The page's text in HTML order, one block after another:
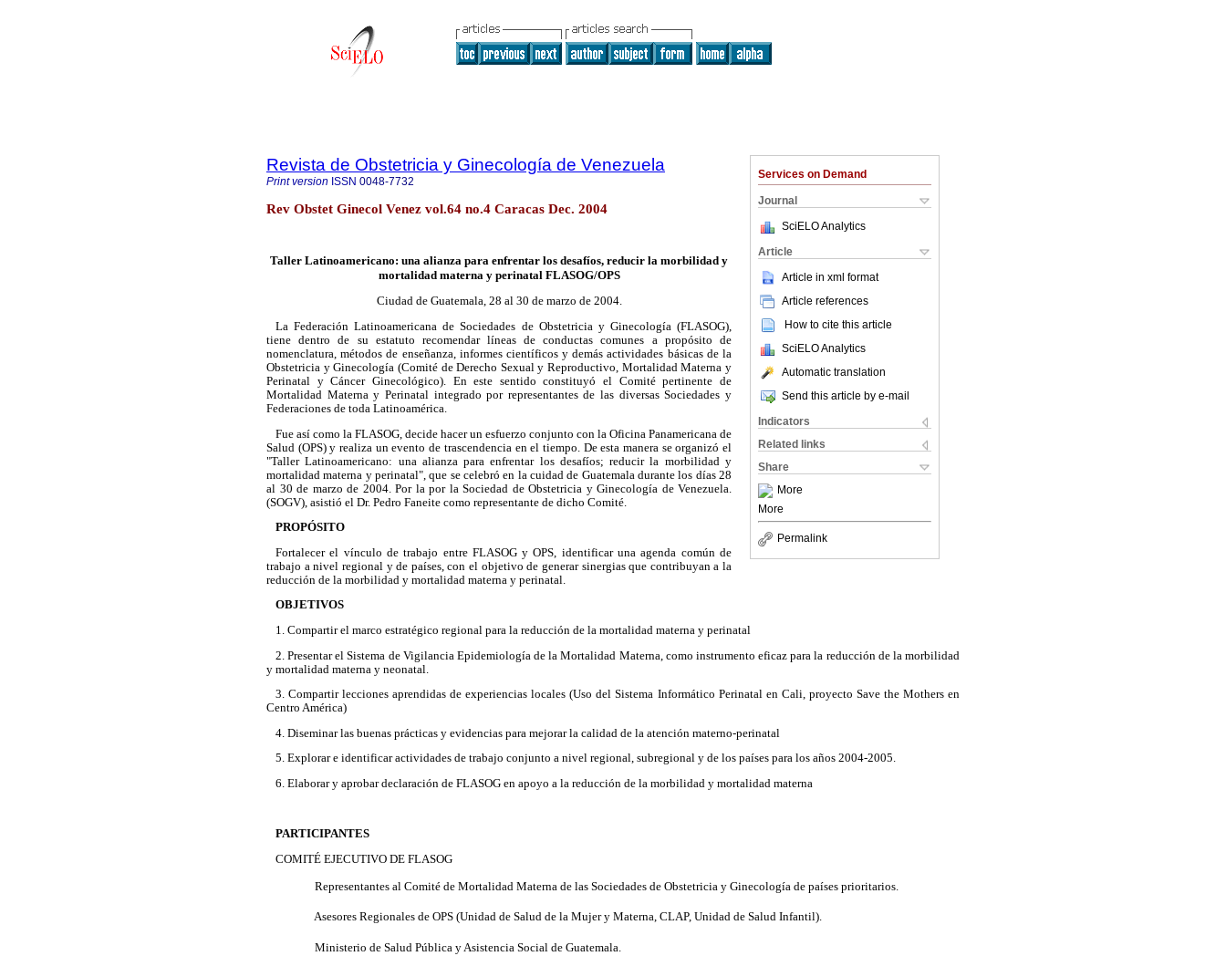
Services on Demand
Journal
SciELO Analytics
Article
Article in xml format
Article references
How to cite this article
SciELO Analytics
Automatic translation
Send this article by e-mail
Indicators
Related links
Share
More
More
Permalink
Revista de Obstetricia y Ginecología de Venezuela
Print version ISSN 0048-7732
Rev Obstet Ginecol Venez vol.64 no.4 Caracas Dec. 2004
Taller Latinoamericano: una alianza para enfrentar los desafíos, reducir la morbilidad y
mortalidad materna y perinatal FLASOG/OPS
Ciudad de Guatemala, 28 al 30 de marzo de 2004.
La Federación Latinoamericana de Sociedades de Obstetricia y Ginecología (FLASOG),
tiene dentro de su estatuto recomendar líneas de conductas comunes a propósito de
nomenclatura, métodos de enseñanza, informes científicos y demás actividades básicas de la
Obstetricia y Ginecología (Comité de Derecho Sexual y Reproductivo, Mortalidad Materna y
Perinatal y Cáncer Ginecológico). En este sentido constituyó el Comité pertinente de
Mortalidad Materna y Perinatal integrado por representantes de las diversas Sociedades y
Federaciones de toda Latinoamérica.
Fue así como la FLASOG, decide hacer un esfuerzo conjunto con la Oficina Panamericana de
Salud (OPS) y realiza un evento de trascendencia en el tiempo. De esta manera se organizó el
"Taller Latinoamericano: una alianza para enfrentar los desafíos; reducir la morbilidad y
mortalidad materna y perinatal", que se celebró en la cuidad de Guatemala durante los días 28
al 30 de marzo de 2004. Por la por la Sociedad de Obstetricia y Ginecología de Venezuela.
(SOGV), asistió el Dr. Pedro Faneite como representante de dicho Comité.
PROPÓSITO
Fortalecer el vínculo de trabajo entre FLASOG y OPS, identificar una agenda común de
trabajo a nivel regional y de países, con el objetivo de generar sinergias que contribuyan a la
reducción de la morbilidad y mortalidad materna y perinatal.
OBJETIVOS
1. Compartir el marco estratégico regional para la reducción de la mortalidad materna y perinatal
2. Presentar el Sistema de Vigilancia Epidemiología de la Mortalidad Materna, como instrumento eficaz para la reducción de la morbilidad
y mortalidad materna y neonatal.
3. Compartir lecciones aprendidas de experiencias locales (Uso del Sistema Informático Perinatal en Cali, proyecto Save the Mothers en
Centro América)
4. Diseminar las buenas prácticas y evidencias para mejorar la calidad de la atención materno-perinatal
5. Explorar e identificar actividades de trabajo conjunto a nivel regional, subregional y de los países para los años 2004-2005.
6. Elaborar y aprobar declaración de FLASOG en apoyo a la reducción de la morbilidad y mortalidad materna
PARTICIPANTES
COMITÉ EJECUTIVO DE FLASOG
 Representantes al Comité de Mortalidad Materna de las Sociedades de Obstetricia y Ginecología de países prioritarios.
 Asesores Regionales de OPS (Unidad de Salud de la Mujer y Materna, CLAP, Unidad de Salud Infantil).
 Ministerio de Salud Pública y Asistencia Social de Guatemala.